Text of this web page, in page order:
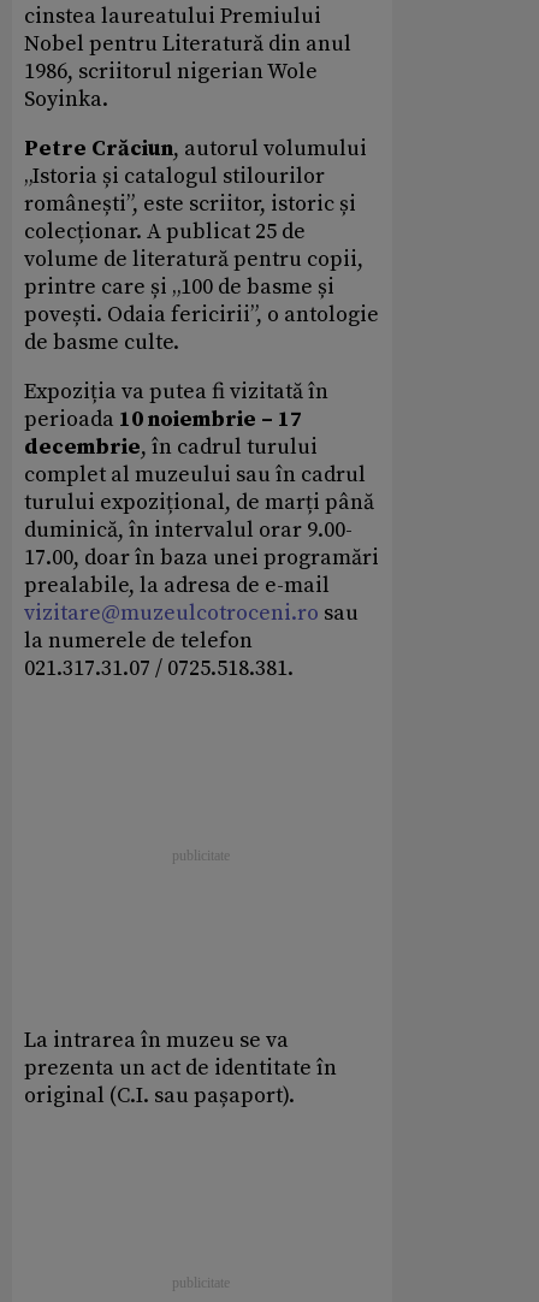
cinstea laureatului Premiului
Nobel pentru Literatură din anul
1986, scriitorul nigerian Wole
Soyinka.
Petre Crăciun, autorul volumului
„Istoria și catalogul stilourilor
românești”, este scriitor, istoric și
colecționar. A publicat 25 de
volume de literatură pentru copii,
printre care și „100 de basme și
povești. Odaia fericirii”, o antologie
de basme culte.
Expoziția va putea fi vizitată în
perioada 10 noiembrie – 17
decembrie, în cadrul turului
complet al muzeului sau în cadrul
turului expozițional, de marți până
duminică, în intervalul orar 9.00-
17.00, doar în baza unei programări
prealabile, la adresa de e-mail
vizitare@muzeulcotroceni.ro sau
la numerele de telefon
021.317.31.07 / 0725.518.381.
La intrarea în muzeu se va
prezenta un act de identitate în
original (C.I. sau pașaport).